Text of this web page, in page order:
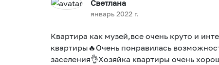
Светлана
январь 2022 г.
Квартира как музей,все очень круто и
квартиры🔥Очень понравилась
заселения👌Хозяйка квартиры очень